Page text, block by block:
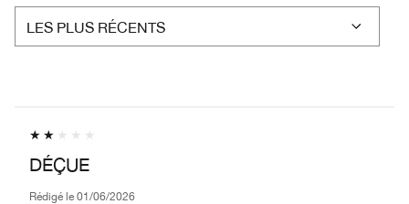
DÉÇUE
Rédigé le 01/06/2026